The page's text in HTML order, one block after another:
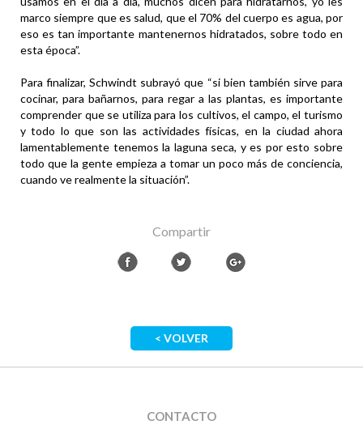
marco siempre que es salud, que el 70% del cuerpo es agua, por
eso es tan importante mantenernos hidratados, sobre todo en
esta época”.
Para finalizar, Schwindt subrayó que “si bien también sirve para
cocinar, para bañarnos, para regar a las plantas, es importante
comprender que se utiliza para los cultivos, el campo, el turismo
y todo lo que son las actividades físicas, en la ciudad ahora
lamentablemente tenemos la laguna seca, y es por esto sobre
todo que la gente empieza a tomar un poco más de conciencia,
cuando ve realmente la situación”.
Compartir
< VOLVER
CONTACTO